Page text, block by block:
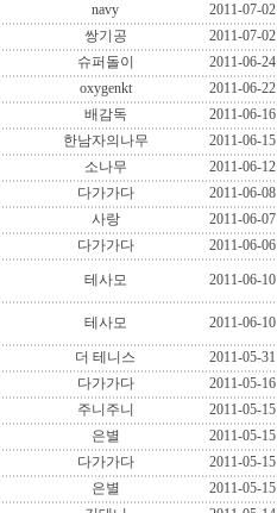
navy 2011-07-02
쌍기공 2011-07-02
슈퍼돌이 2011-06-24
oxygenkt 2011-06-22
배감독 2011-06-16
한남자의나무 2011-06-15
소나무 2011-06-12
다가가다 2011-06-08
사랑 2011-06-07
다가가다 2011-06-06
테사모 2011-06-10
테사모 2011-06-10
더 테니스 2011-05-31
다가가다 2011-05-16
주니주니 2011-05-15
은별 2011-05-15
다가가다 2011-05-15
은별 2011-05-15